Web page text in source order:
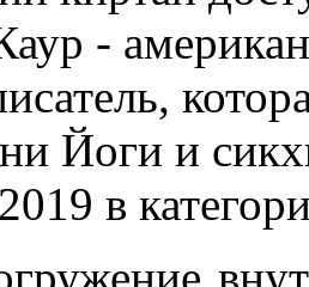
-
Йоги и
в